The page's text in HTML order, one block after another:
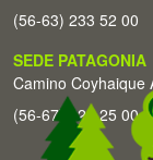
(56-63) 233 52 00
SEDE PATAGONIA
Camino Coyhaique
(56-67) 226 25 00